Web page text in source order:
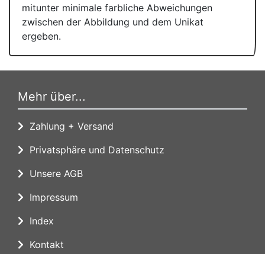
mitunter minimale farbliche Abweichungen
zwischen der Abbildung und dem Unikat
ergeben.
Mehr über...
Zahlung + Versand
Privatsphäre und Datenschutz
Unsere AGB
Impressum
Index
Kontakt